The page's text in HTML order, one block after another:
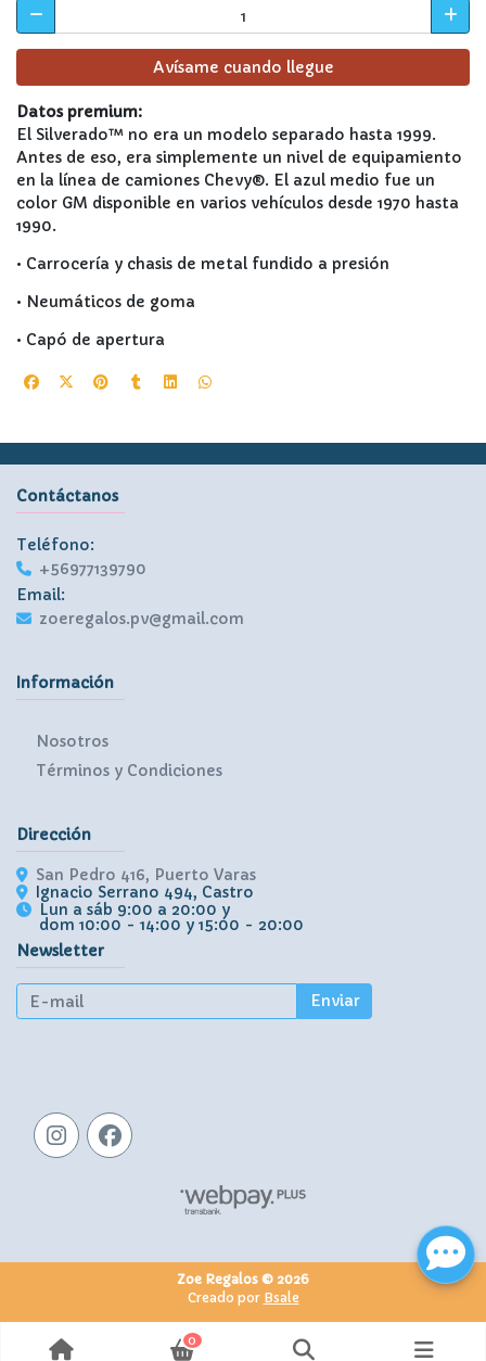
Avísame cuando llegue
Datos premium:
El Silverado™ no era un modelo separado hasta 1999.
Antes de eso, era simplemente un nivel de equipamiento
en la línea de camiones Chevy®. El azul medio fue un
color GM disponible en varios vehículos desde 1970 hasta
1990.
• Carrocería y chasis de metal fundido a presión
• Neumáticos de goma
• Capó de apertura
Contáctanos
Teléfono:
+56977139790
Email:
zoeregalos.pv@gmail.com
Información
Nosotros
Términos y Condiciones
Dirección
San Pedro 416, Puerto Varas
Ignacio Serrano 494, Castro
Lun a sáb 9:00 a 20:00 y
dom 10:00 - 14:00 y 15:00 - 20:00
Newsletter
Enviar
Zoe Regalos © 2026
Creado por Bsale
0